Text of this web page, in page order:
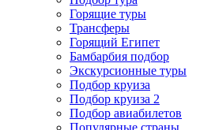
Горящие туры
Трансферы
Горящий Египет
Бамбарбия подбор
Экскурсионные туры
Подбор круиза
Подбор круиза 2
Подбор авиабилетов
Популярные страны